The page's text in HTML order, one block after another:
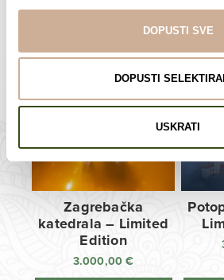
DOPUSTI SVE
DOPUSTI
USKRATI
Limited Edition
Zagrebačka
katedrala – Limited
Edition
3.000,00€